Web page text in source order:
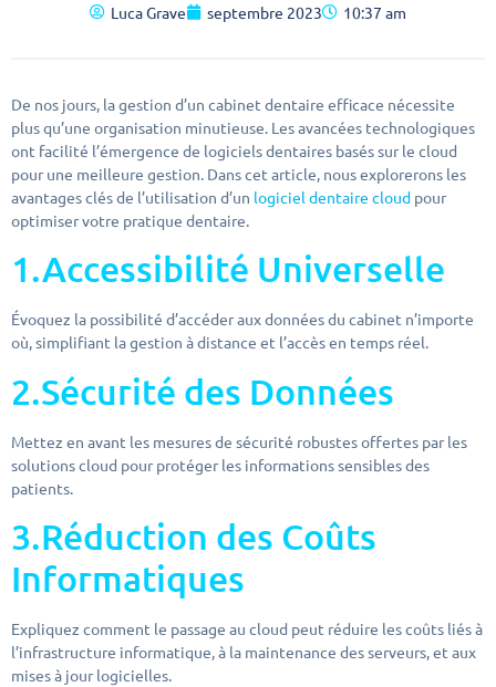
Luca Grave septembre 2023 10:37 am
De nos jours, la gestion d’un cabinet dentaire efficace nécessite
plus qu’une organisation minutieuse. Les avancées technologiques
ont facilité l’émergence de logiciels dentaires basés sur le cloud
pour une meilleure gestion. Dans cet article, nous explorerons les
avantages clés de l’utilisation d’un logiciel dentaire cloud pour
optimiser votre pratique dentaire.
1.Accessibilité Universelle
Évoquez la possibilité d’accéder aux données du cabinet n’importe
où, simplifiant la gestion à distance et l’accès en temps réel.
2.Sécurité des Données
Mettez en avant les mesures de sécurité robustes offertes par les
solutions cloud pour protéger les informations sensibles des
patients.
3.Réduction des Coûts
Informatiques
Expliquez comment le passage au cloud peut réduire les coûts liés à
l’infrastructure informatique, à la maintenance des serveurs, et aux
mises à jour logicielles.